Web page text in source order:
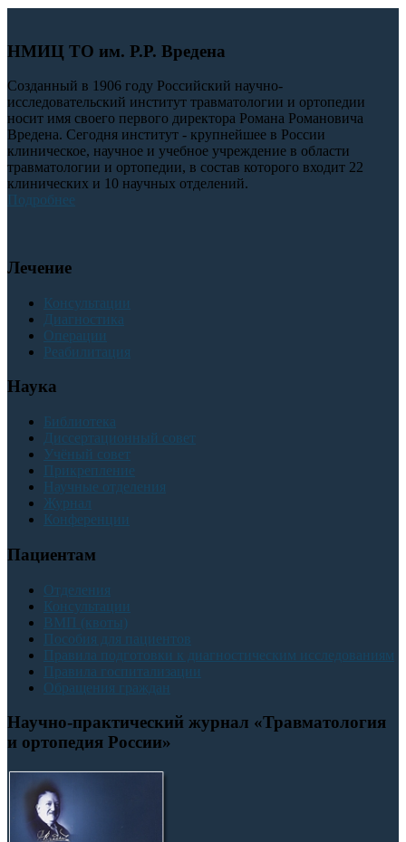
НМИЦ ТО им. Р.Р. Вредена
Созданный в 1906 году Российский научно-
исследовательский институт травматологии и ортопедии
носит имя своего первого директора Романа Романовича
Вредена. Сегодня институт - крупнейшее в России
клиническое, научное и учебное учреждение в области
травматологии и ортопедии, в состав которого входит 22
клинических и 10 научных отделений.
Подробнее
Лечение
Консультации
Диагностика
Операции
Реабилитация
Наука
Библиотека
Диссертационный совет
Учёный совет
Прикрепление
Научные отделения
Журнал
Конференции
Пациентам
Отделения
Консультации
ВМП (квоты)
Пособия для пациентов
Правила подготовки к диагностическим исследованиям
Правила госпитализации
Обращения граждан
Научно-практический журнал «Травматология
и ортопедия России»